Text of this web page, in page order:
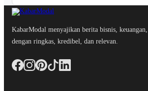
KabarModal menyajikan berita bisnis,
dengan ringkas, kredibel, dan relevan.